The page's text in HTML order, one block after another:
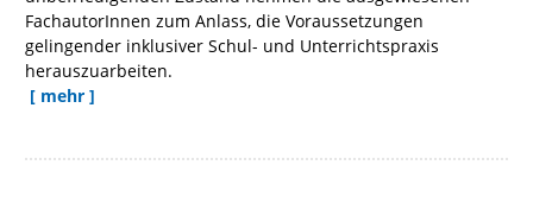
FachautorInnen zum Anlass, die Voraussetzungen
gelingender inklusiver Schul- und Unterrichtspraxis
herauszuarbeiten.
[ mehr ]